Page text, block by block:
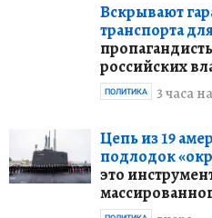
Вскрывают
транспорта
российских
3 часа
ПОЛИТИКА
Цепь из 19
подлодок
это